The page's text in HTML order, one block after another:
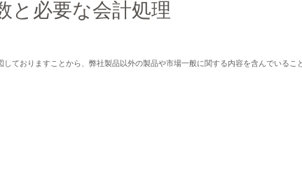
と必要な会計処理
ておりますことから、弊社製品以外の製品や市場一般に関する内容を含んでいるこ